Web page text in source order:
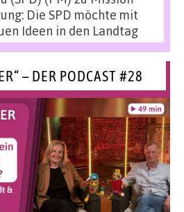
Die SPD möchte mit
Ideen in den Landtag
– DER PODCAST #28